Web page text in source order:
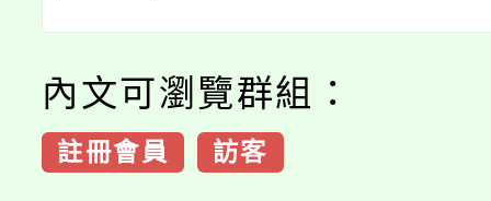
內文可瀏覽群組：
註冊會員 訪客